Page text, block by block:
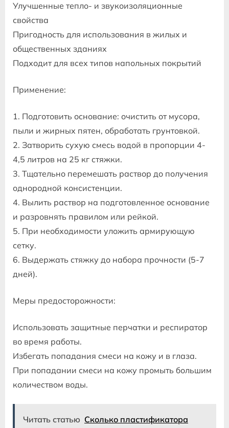
Улучшенные тепло- и звукоизоляционные
свойства
Пригодность для использования в жилых и
общественных зданиях
Подходит для всех типов напольных покрытий
Применение:
1. Подготовить основание: очистить от мусора,
пыли и жирных пятен, обработать грунтовкой.
2. Затворить сухую смесь водой в пропорции 4-
4,5 литров на 25 кг стяжки.
3. Тщательно перемешать раствор до получения
однородной консистенции.
4. Вылить раствор на подготовленное основание
и разровнять правилом или рейкой.
5. При необходимости уложить армирующую
сетку.
6. Выдержать стяжку до набора прочности (5-7
дней).
Меры предосторожности:
Использовать защитные перчатки и респиратор
во время работы.
Избегать попадания смеси на кожу и в глаза.
При попадании смеси на кожу промыть большим
количеством воды.
Читать статью Сколько пластификатора